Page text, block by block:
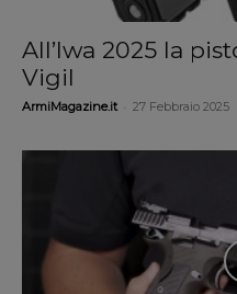
All’Iwa 2025 la
Vigil
ArmiMagazine.it 27 Febbraio 2025